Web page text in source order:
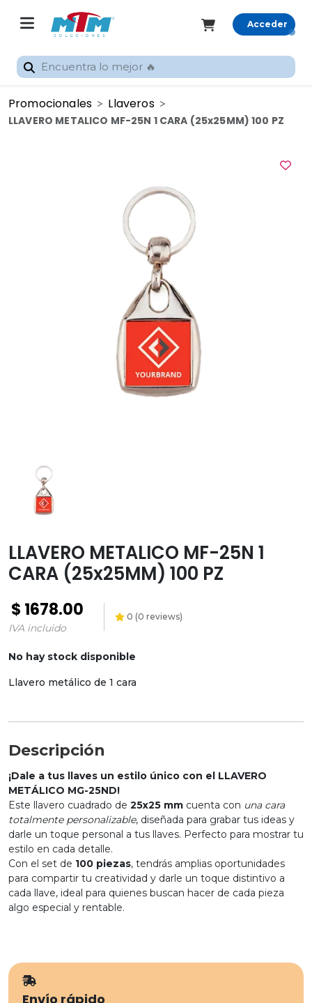
Registrarme
Inicio
Contacto
Garantías
Política
envíos
Acceder
Promocionales Llaveros
LLAVERO METALICO MF-25N 1 CARA (25x25MM) 100 PZ
LLAVERO METALICO MF-25N 1
CARA (25x25MM) 100 PZ
$ 1678.00
IVA incluido
0 (0 reviews)
No hay stock disponible
Llavero metálico de 1 cara
Descripción
¡Dale a tus llaves un estilo único con el LLAVERO
METÁLICO MG-25ND!
Este llavero cuadrado de 25x25 mm cuenta con una cara
totalmente personalizable, diseñada para grabar tus ideas y
darle un toque personal a tus llaves. Perfecto para mostrar tu
estilo en cada detalle.
Con el set de 100 piezas, tendrás amplias oportunidades
para compartir tu creatividad y darle un toque distintivo a
cada llave, ideal para quienes buscan hacer de cada pieza
algo especial y rentable.
Envío rápido